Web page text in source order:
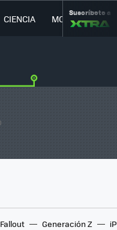
CIENCIA MOVILIDAD
Suscríbete a
Fallout Generación Z